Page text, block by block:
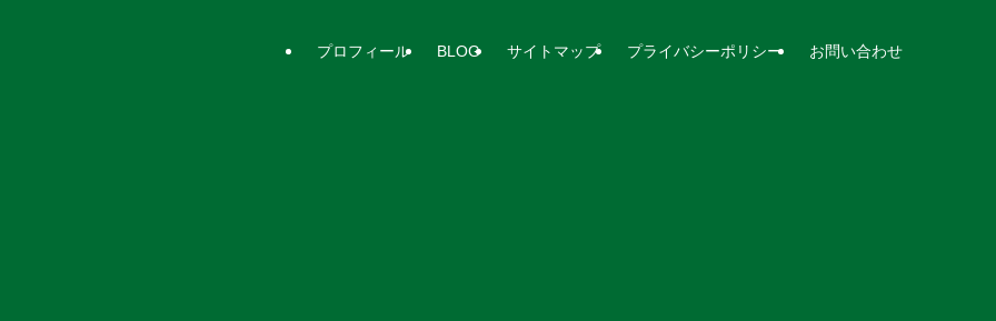
プロフィール BLOG サイトマップ プライバシーポリシー お問い合わせ